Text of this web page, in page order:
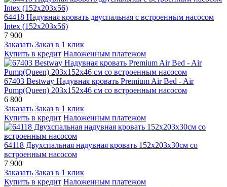
64418 Надувная кровать двуспальная с встроенным насосом
Intex (152х203х56)
7 900
Заказать Заказ в 1 клик
Купить в кредит Наложенным платежом
67403 Bestway Надувная кровать Premium Air Bed - Air
Pump(Queen) 203х152х46 см со встроенным насосом
6 800
Заказать Заказ в 1 клик
Купить в кредит Наложенным платежом
64118 Двухспальная надувная кровать 152х203х30см со
встроенным насосом
7 900
Заказать Заказ в 1 клик
Купить в кредит Наложенным платежом